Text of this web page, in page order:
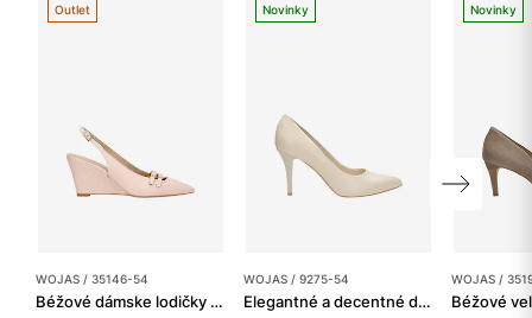
Outlet
WOJAS / 35146-54
Béžové dámske lodičky na kline
Novinky
WOJAS / 9275-54
Elegantné a decentné dámske lodičky z béžovej kože
Novinky
WOJAS /